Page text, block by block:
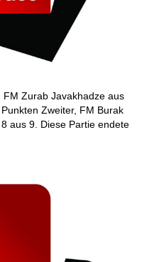
Zurab Javakhadze aus
Zweiter, FM Burak
aus 9. Diese Partie endete